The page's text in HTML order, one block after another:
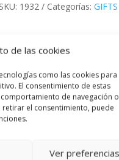
de las cookies
como las cookies para
El consentimiento de estas
de navegación
el consentimiento, puede
Ver preferencias
SKU: 1932 Categorías:
(0)
con tapón de corcho